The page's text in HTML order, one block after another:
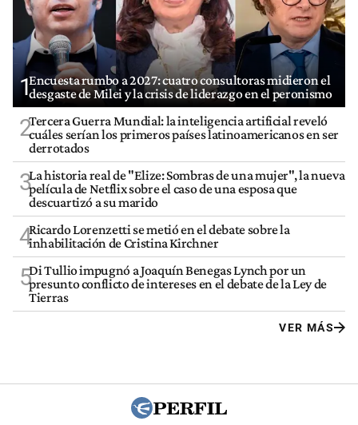
1Encuesta rumbo a 2027: cuatro consultoras midieron el
desgaste de Milei y la crisis de liderazgo en el peronismo
2Tercera Guerra Mundial: la inteligencia artificial reveló
cuáles serían los primeros países latinoamericanos en ser
derrotados
3La historia real de "Elize: Sombras de una mujer", la nueva
película de Netflix sobre el caso de una esposa que
descuartizó a su marido
4Ricardo Lorenzetti se metió en el debate sobre la
inhabilitación de Cristina Kirchner
5Di Tullio impugnó a Joaquín Benegas Lynch por un
presunto conflicto de intereses en el debate de la Ley de
Tierras
VER MÁS